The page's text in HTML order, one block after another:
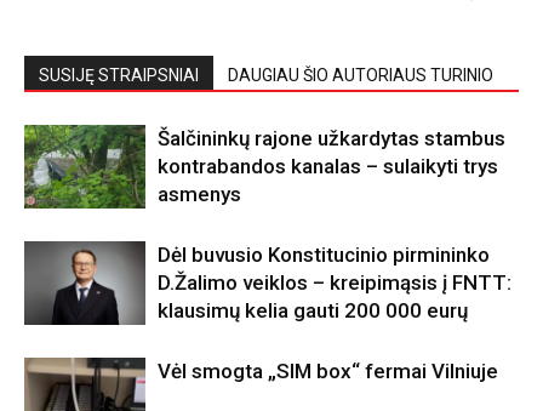
SUSIJĘ STRAIPSNIAI DAUGIAU ŠIO AUTORIAUS TURINIO
Šalčininkų rajone užkardytas stambus
kontrabandos kanalas – sulaikyti trys
asmenys
Dėl buvusio Konstitucinio pirmininko
D.Žalimo veiklos – kreipimąsis į FNTT:
klausimų kelia gauti 200 000 eurų
Vėl smogta „SIM box“ fermai Vilniuje